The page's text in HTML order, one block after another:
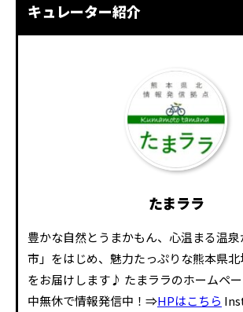
キュレーター紹介
たまララ
豊かな自然とうまかもん、心温まる温
市」をはじめ、魅力たっぷりな熊本県
をお届けします♪ たまララのホームペ
中無休で情報発信中！⇒HPはこちら